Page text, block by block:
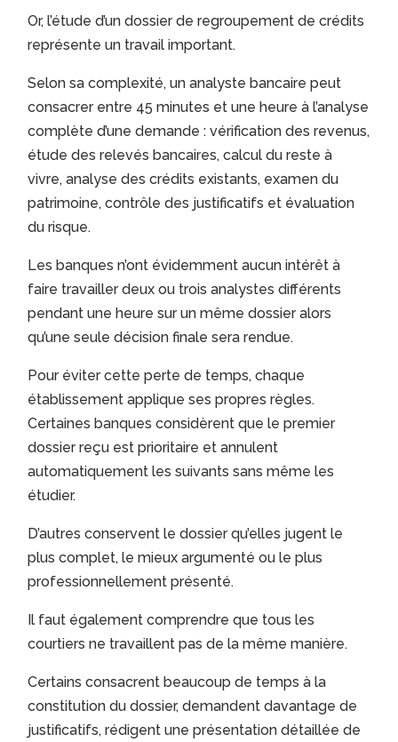
Or, l’étude d’un dossier de regroupement de crédits
représente un travail important.
Selon sa complexité, un analyste bancaire peut
consacrer entre 45 minutes et une heure à l’analyse
complète d’une demande : vérification des revenus,
étude des relevés bancaires, calcul du reste à
vivre, analyse des crédits existants, examen du
patrimoine, contrôle des justificatifs et évaluation
du risque.
Les banques n’ont évidemment aucun intérêt à
faire travailler deux ou trois analystes différents
pendant une heure sur un même dossier alors
qu’une seule décision finale sera rendue.
Pour éviter cette perte de temps, chaque
établissement applique ses propres règles.
Certaines banques considèrent que le premier
dossier reçu est prioritaire et annulent
automatiquement les suivants sans même les
étudier.
D’autres conservent le dossier qu’elles jugent le
plus complet, le mieux argumenté ou le plus
professionnellement présenté.
Il faut également comprendre que tous les
courtiers ne travaillent pas de la même manière.
Certains consacrent beaucoup de temps à la
constitution du dossier, demandent davantage de
justificatifs, rédigent une présentation détaillée de